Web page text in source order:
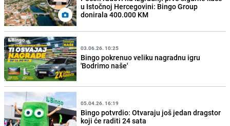
u Istočnoj Hercegovini: Bingo Group
donirala 400.000 KM
03.06.26. 10:25
Bingo pokrenuo veliku nagradnu igru
'Bodrimo naše'
05.04.26. 16:19
Bingo potvrdio: Otvaraju još jedan dragstor
koji će raditi 24 sata